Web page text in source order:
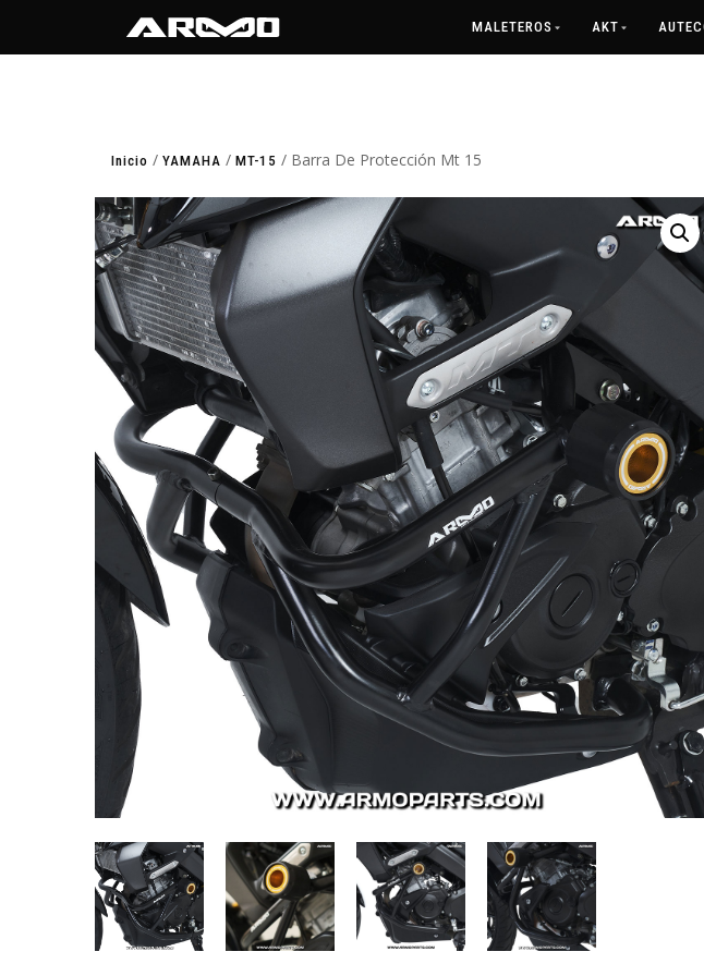
MALETEROS AKT
Inicio / YAMAHA / MT-15 / Barra De Protección Mt 15